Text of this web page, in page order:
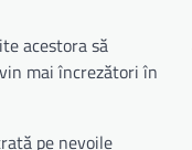
acestora să
mai încrezători în
pe nevoile